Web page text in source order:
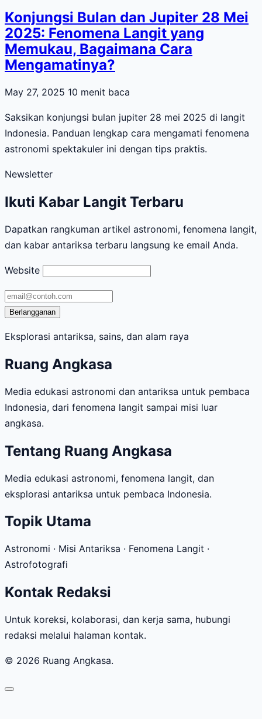
Konjungsi Bulan dan Jupiter 28 Mei
2025: Fenomena Langit yang
Memukau, Bagaimana Cara
Mengamatinya?
May 27, 2025 10 menit baca
Saksikan konjungsi bulan jupiter 28 mei 2025 di langit
Indonesia. Panduan lengkap cara mengamati fenomena
astronomi spektakuler ini dengan tips praktis.
Newsletter
Ikuti Kabar Langit Terbaru
Dapatkan rangkuman artikel astronomi, fenomena langit,
dan kabar antariksa terbaru langsung ke email Anda.
Website
Alamat
email
Berlangganan
Eksplorasi antariksa, sains, dan alam raya
Ruang Angkasa
Media edukasi astronomi dan antariksa untuk pembaca
Indonesia, dari fenomena langit sampai misi luar
angkasa.
Tentang Ruang Angkasa
Media edukasi astronomi, fenomena langit, dan
eksplorasi antariksa untuk pembaca Indonesia.
Topik Utama
Astronomi · Misi Antariksa · Fenomena Langit ·
Astrofotografi
Kontak Redaksi
Untuk koreksi, kolaborasi, dan kerja sama, hubungi
redaksi melalui halaman kontak.
© 2026 Ruang Angkasa.